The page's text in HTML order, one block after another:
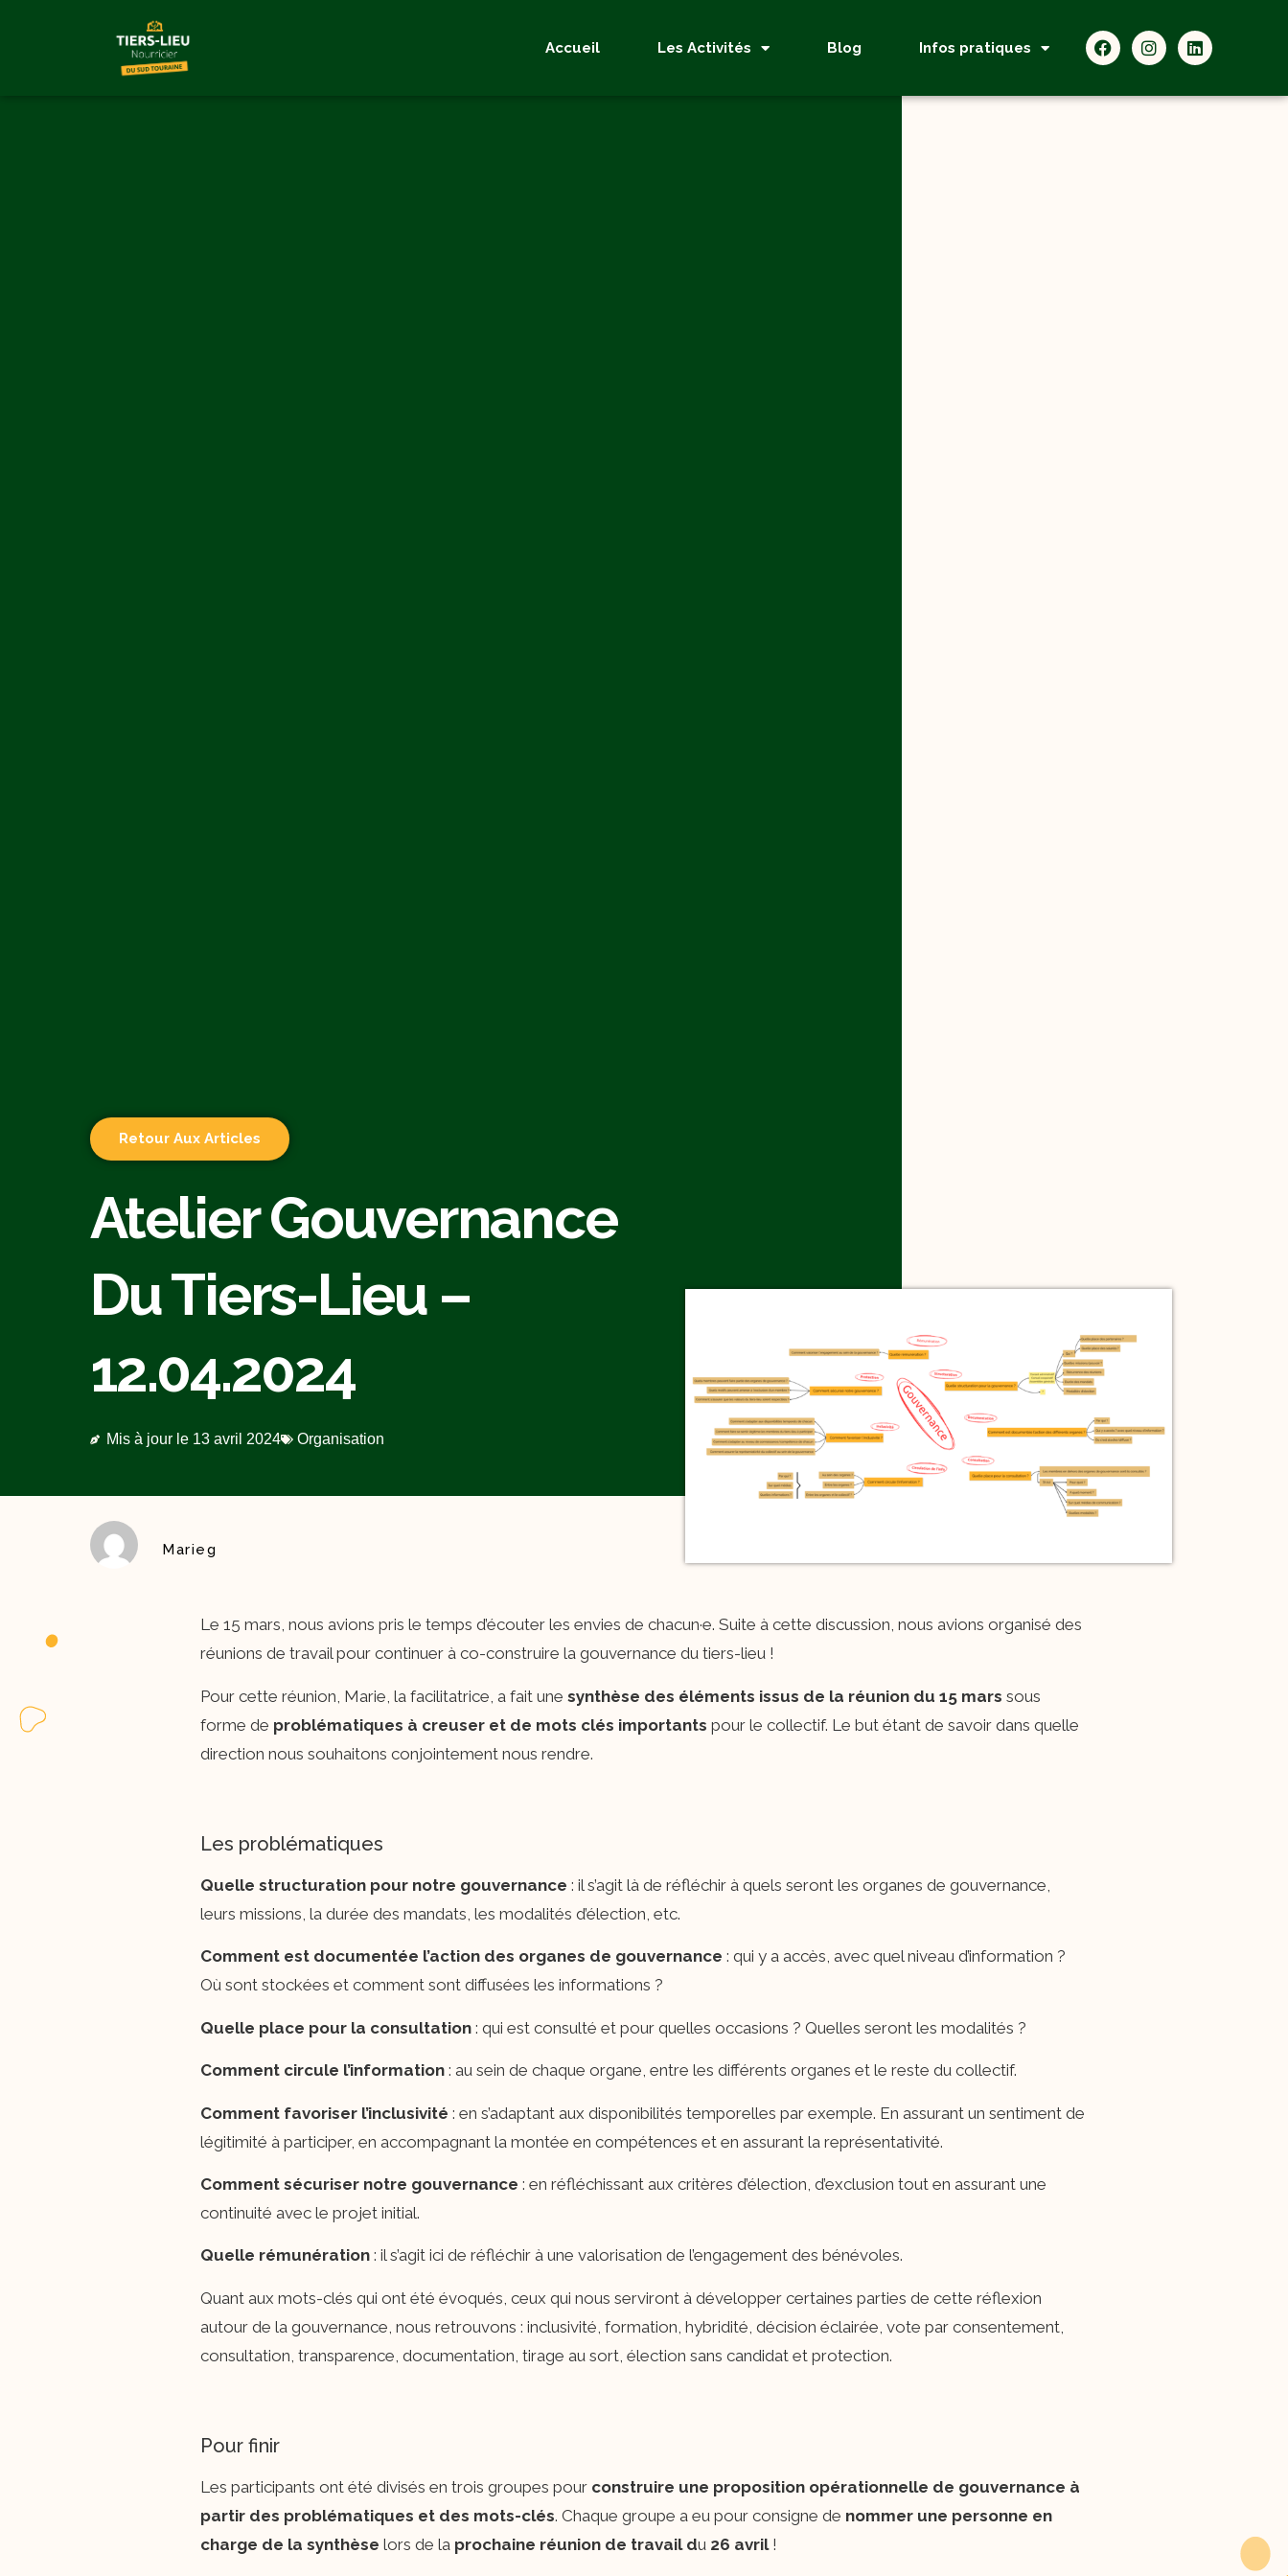
Accueil Les Activités Blog Infos pratiques
Retour Aux Articles
Atelier Gouvernance
Du Tiers-Lieu –
12.04.2024
Mis à jour le 13 avril 2024 Organisation
Marieg
Le 15 mars, nous avions pris le temps d’écouter les envies de chacun·e. Suite à cette discussion, nous avions organisé des
réunions de travail pour continuer à co-construire la gouvernance du tiers-lieu !
Pour cette réunion, Marie, la facilitatrice, a fait une synthèse des éléments issus de la réunion du 15 mars sous
forme de problématiques à creuser et de mots clés importants pour le collectif. Le but étant de savoir dans quelle
direction nous souhaitons conjointement nous rendre.
Les problématiques
Quelle structuration pour notre gouvernance : il s’agit là de réfléchir à quels seront les organes de gouvernance,
leurs missions, la durée des mandats, les modalités d’élection, etc.
Comment est documentée l’action des organes de gouvernance : qui y a accès, avec quel niveau d’information ?
Où sont stockées et comment sont diffusées les informations ?
Quelle place pour la consultation : qui est consulté et pour quelles occasions ? Quelles seront les modalités ?
Comment circule l’information : au sein de chaque organe, entre les différents organes et le reste du collectif.
Comment favoriser l’inclusivité : en s’adaptant aux disponibilités temporelles par exemple. En assurant un sentiment de
légitimité à participer, en accompagnant la montée en compétences et en assurant la représentativité.
Comment sécuriser notre gouvernance : en réfléchissant aux critères d’élection, d’exclusion tout en assurant une
continuité avec le projet initial.
Quelle rémunération : il s’agit ici de réfléchir à une valorisation de l’engagement des bénévoles.
Quant aux mots-clés qui ont été évoqués, ceux qui nous serviront à développer certaines parties de cette réflexion
autour de la gouvernance, nous retrouvons : inclusivité, formation, hybridité, décision éclairée, vote par consentement,
consultation, transparence, documentation, tirage au sort, élection sans candidat et protection.
Pour finir
Les participants ont été divisés en trois groupes pour construire une proposition opérationnelle de gouvernance à
partir des problématiques et des mots-clés. Chaque groupe a eu pour consigne de nommer une personne en
charge de la synthèse lors de laprochaine réunion de travail du26 avril!